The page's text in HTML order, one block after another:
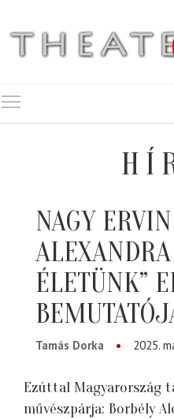
NAGY
ÉLETÜNK”
Tamás Dorka 2025.
Ezúttal Magyarország
művészpárja: Borbély